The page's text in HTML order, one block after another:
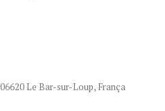
Le Bar-sur-Loup, França